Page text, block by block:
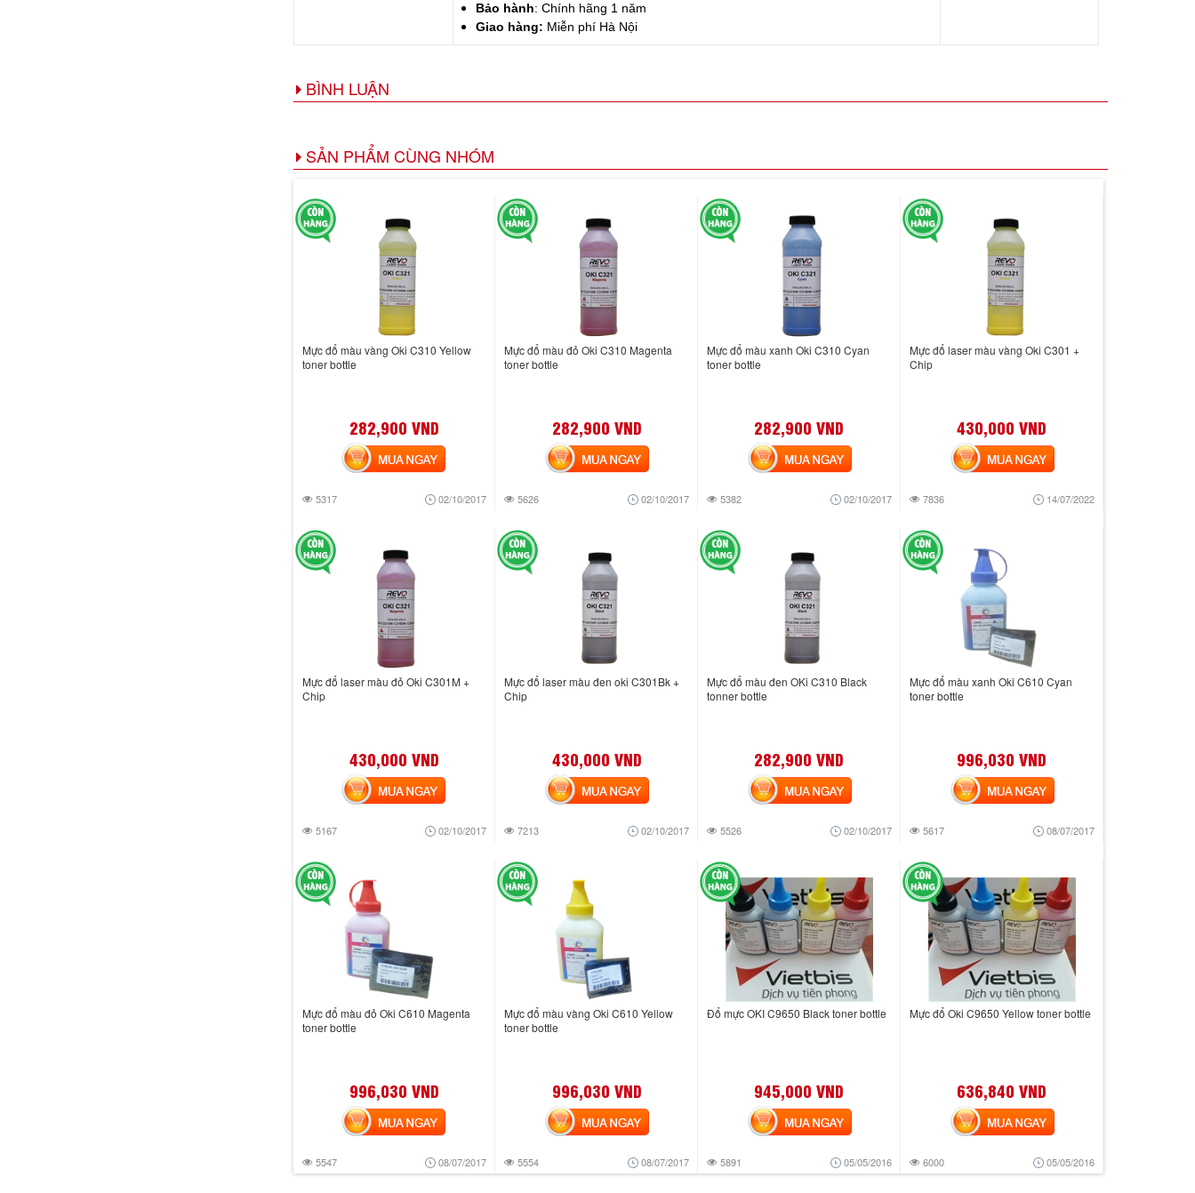
Bảo hành: Chính hãng 1 năm
Giao hàng: Miễn phí Hà Nội
BÌNH LUẬN
SẢN PHẨM CÙNG NHÓM
Mực đổ màu vàng Oki C310 Yellow
toner bottle
282,900 VND
5317 02/10/2017
MUA NGAY
Mực đổ màu đỏ Oki C310 Magenta
toner bottle
282,900 VND
5626 02/10/2017
MUA NGAY
Mực đổ màu xanh Oki C310 Cyan
toner bottle
282,900 VND
5382 02/10/2017
MUA NGAY
Mực đổ laser màu vàng Oki C301 +
Chip
430,000 VND
7836 14/07/2022
MUA NGAY
Mực đổ laser màu đỏ Oki C301M +
Chip
430,000 VND
5167 02/10/2017
MUA NGAY
Mực đổ laser màu đen oki C301Bk +
Chip
430,000 VND
7213 02/10/2017
MUA NGAY
Mực đổ màu đen OKi C310 Black
tonner bottle
282,900 VND
5526 02/10/2017
MUA NGAY
Mực đổ màu xanh Oki C610 Cyan
toner bottle
996,030 VND
5617 08/07/2017
MUA NGAY
Mực đổ màu đỏ Oki C610 Magenta
toner bottle
996,030 VND
5547 08/07/2017
MUA NGAY
Mực đổ màu vàng Oki C610 Yellow
toner bottle
996,030 VND
5554 08/07/2017
MUA NGAY
Đổ mực OKI C9650 Black toner bottle
945,000 VND
5891 05/05/2016
MUA NGAY
Mực đổ Oki C9650 Yellow toner bottle
636,840 VND
6000 05/05/2016
MUA NGAY